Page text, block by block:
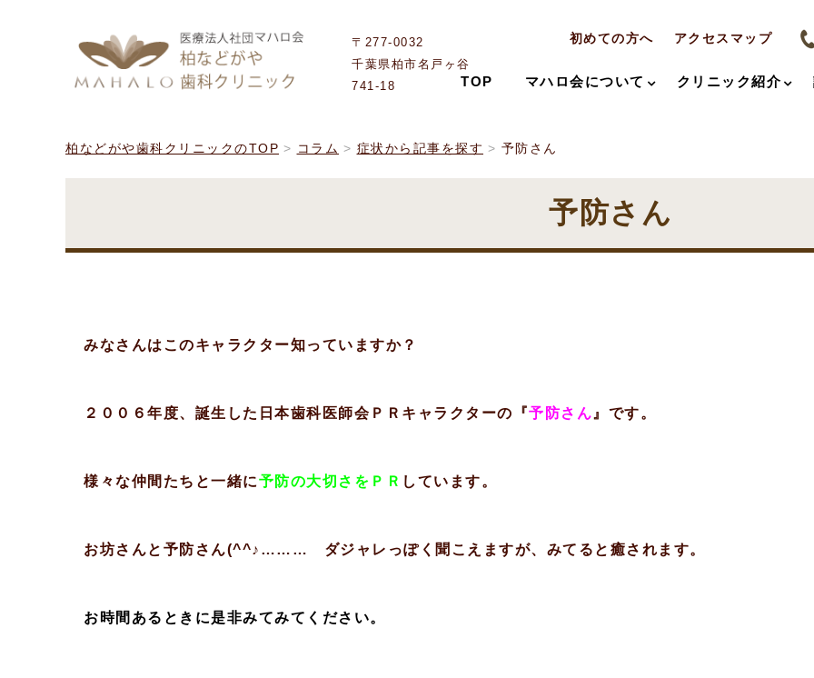
〒277-0032
千葉県柏市名戸ヶ谷
741-18
初めての方へ アクセスマップ
TOP マハロ会について クリニック紹介
柏などがや歯科クリニックのTOP コラム 症状から記事を探す 予防さん
予防さん
みなさんはこのキャラクター知っていますか？
２００６年度、誕生した日本歯科医師会ＰＲキャラクターの『予防さん 』です。
様々な仲間たちと一緒に予防の大切さをＰＲ しています。
お坊さんと予防さん(^^♪……… ダジャレっぽく聞こえますが、みてると癒されます。
お時間あるときに是非みてみてください。